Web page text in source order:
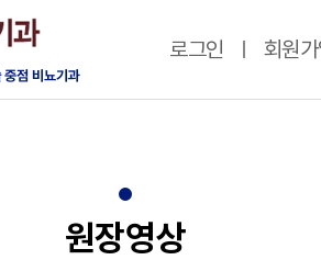
로그인 회원
원장영상